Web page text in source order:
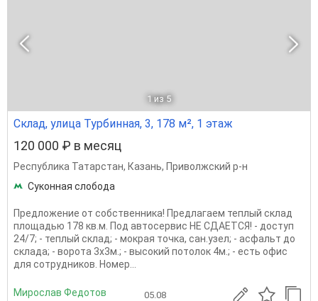
1 из 5
Склад, улица Турбинная, 3, 178 м², 1 этаж
120 000 ₽ в месяц
Республика Татарстан, Казань, Приволжский р-н
Суконная слобода
Предложение от собственника! Предлагаем теплый склад
площадью 178 кв.м. Под автосервис НЕ СДАЕТСЯ! - доступ
24/7; - теплый склад; - мокрая точка, сан.узел; - асфальт до
склада; - ворота 3х3м.; - высокий потолок 4м.; - есть офис
для сотрудников. Номер...
Мирослав Федотов 05.08